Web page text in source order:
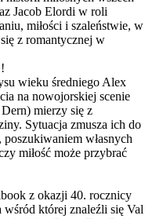
Jacob Elordi w roli
miłości i szaleństwie, w
z romantycznej w
wieku średniego Alex
na nowojorskiej scenie
mierzy się z
Sytuacja zmusza ich do
własnych
miłość może przybrać
z okazji 40. rocznicy
wśród której znaleźli się Val